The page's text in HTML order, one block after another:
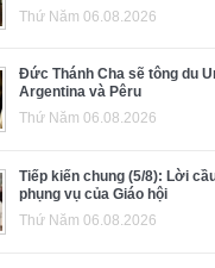
Thứ Năm 06.08.2026
Đức Thánh Cha sẽ tông du
Argentina và Pêru
Thứ Năm 06.08.2026
Tiếp kiến chung (5/8): Lời
phụng vụ của Giáo hội
Thứ Năm 06.08.2026